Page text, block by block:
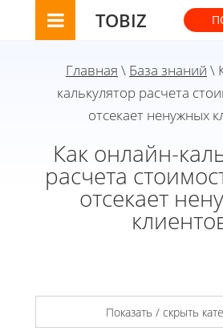
TOBIZ
Главная \ База знаний \
калькулятор расчета
отсекает ненужных
Как онлайн-
расчета
отсекает
Показать / скрыть